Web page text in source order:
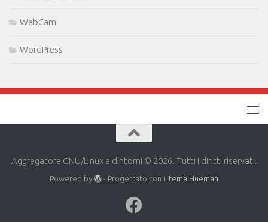
WebCam
WordPress
Aggregatore GNU/Linux e dintorni © 2026. Tutti i diritti riservati.
Powered by - Progettato con il tema Hueman